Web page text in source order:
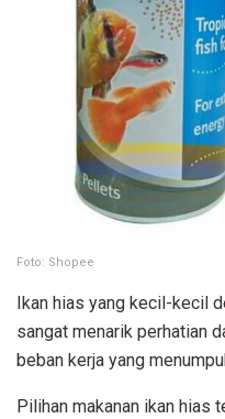
Foto: Shopee
Ikan hias yang kecil-kecil
sangat menarik perhatian
beban kerja yang
Pilihan makanan ikan hias